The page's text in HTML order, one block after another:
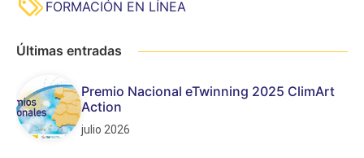
FORMACIÓN EN LÍNEA
Últimas entradas
Premio Nacional eTwinning 2025 ClimArt
Action
julio 2026